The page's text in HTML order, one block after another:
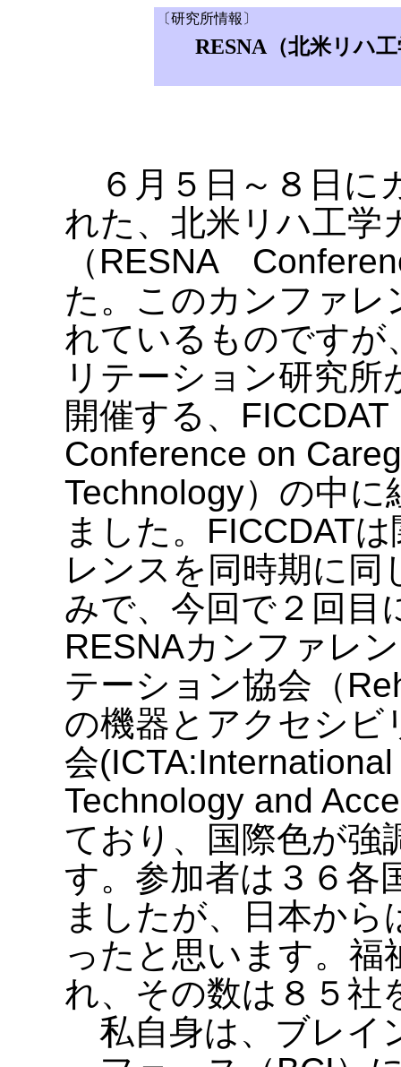
〔研究所情報〕
RESNA（北米リハ
６月５日～８日に
れた、北米リハ工学
（RESNA
た。このカンファレ
れているものですが
リテーション研究
開催する、
Conference on
Technology）の中
ました。FICCDAT
レンスを同時期に
みで、今回で２回目
RESNAカンファレ
テーション協会（
の機器とアクセシビ
会
Technology and
ており、国際色が強
す。参加者は３６各
ましたが、日本か
ったと思います。福
れ、その数は８５社
私自身は、ブレイ